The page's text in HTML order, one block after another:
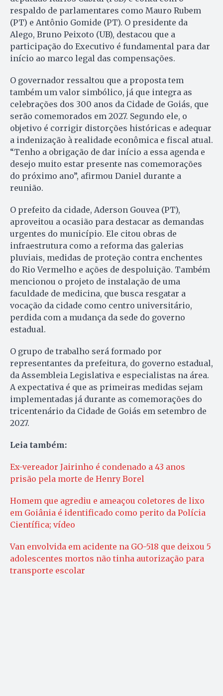
respaldo de parlamentares como Mauro Rubem
(PT) e Antônio Gomide (PT). O presidente da
Alego, Bruno Peixoto (UB), destacou que a
participação do Executivo é fundamental para dar
início ao marco legal das compensações.
O governador ressaltou que a proposta tem
também um valor simbólico, já que integra as
celebrações dos 300 anos da Cidade de Goiás, que
serão comemorados em 2027. Segundo ele, o
objetivo é corrigir distorções históricas e adequar
a indenização à realidade econômica e fiscal atual.
“Tenho a obrigação de dar início a essa agenda e
desejo muito estar presente nas comemorações
do próximo ano”, afirmou Daniel durante a
reunião.
O prefeito da cidade, Aderson Gouvea (PT),
aproveitou a ocasião para destacar as demandas
urgentes do município. Ele citou obras de
infraestrutura como a reforma das galerias
pluviais, medidas de proteção contra enchentes
do Rio Vermelho e ações de despoluição. Também
mencionou o projeto de instalação de uma
faculdade de medicina, que busca resgatar a
vocação da cidade como centro universitário,
perdida com a mudança da sede do governo
estadual.
O grupo de trabalho será formado por
representantes da prefeitura, do governo estadual,
da Assembleia Legislativa e especialistas na área.
A expectativa é que as primeiras medidas sejam
implementadas já durante as comemorações do
tricentenário da Cidade de Goiás em setembro de
2027.
Leia também:
Ex-vereador Jairinho é condenado a 43 anos
prisão pela morte de Henry Borel
Homem que agrediu e ameaçou coletores de lixo
em Goiânia é identificado como perito da Polícia
Científica; vídeo
Van envolvida em acidente na GO-518 que deixou 5
adolescentes mortos não tinha autorização para
transporte escolar